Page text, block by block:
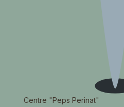
Centre "Peps Perinat"